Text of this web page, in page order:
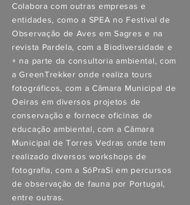
Colabora com outras empresas e
entidades, como a SPEA no Festival de
Observação de Aves em Sagres e na
revista Pardela, com a Biodiversidade e
+ na parte da consultoria ambiental, com
a GreenTrekker onde realiza tours
fotográficos, com a Câmara Municipal de
Oeiras em diversos projetos de
conservação e fornece oficinas de
educação ambiental, com a Câmara
Municipal de Torres Vedras onde tem
realizado diversos workshops de
fotografia, com a SóPraSi em percursos
de observação de fauna por Portugal,
entre outras.